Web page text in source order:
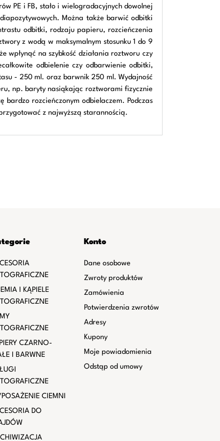
PE i FB, stało i wielogradacyjnych dowolnej
Można także barwić odbitki
odbitki, rodzaju papieru, rozcieńczenia
z wodą w maksymalnym stosunku 1 do 9
wpłynąć na szybkość działania roztworu czy
odbielenie czy odbarwienie odbitki,
- 250 ml. oraz barwnik 250 ml. Wydajność
np. baryty nasiąkając roztworami fizycznie
rozcieńczonym odbielaczem. Podczas
z najwyższą starannością.
I KĄPIELE
CZARNO-
I BARWNE
CIEMNI
DO
Konto
Dane osobowe
Zwroty produktów
Zamówienia
Potwierdzenia zwrotów
Adresy
Kupony
Moje powiadomienia
Odstąp od umowy